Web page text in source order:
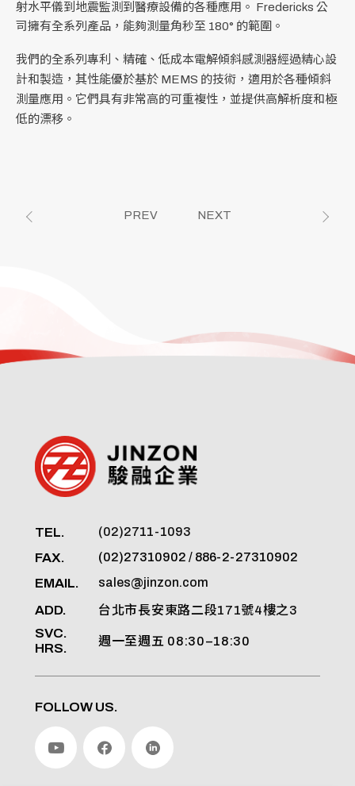
射水平儀到地震監測到醫療設備的各種應用。 Fredericks 公
司擁有全系列產品，能夠測量角秒至 180° 的範圍。
我們的全系列專利、精確、低成本電解傾斜感測器經過精心設
計和製造，其性能優於基於 MEMS 的技術，適用於各種傾斜
測量應用。它們具有非常高的可重複性，並提供高解析度和極
低的漂移。
PREV NEXT
TEL. (02)2711-1093
FAX. (02)27310902 / 886-2-27310902
EMAIL. sales@jinzon.com
ADD. 台北市長安東路二段171號4樓之3
SVC.
HRS.
週一至週五 08:30–18:30
FOLLOW US.